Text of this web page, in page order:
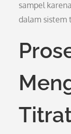
sampel
dalam sistem